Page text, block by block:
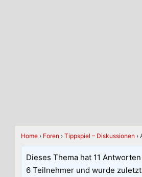
Home › Foren › Tippspiel – Diskussionen ›
Dieses Thema hat 11
6 Teilnehmer und wurde